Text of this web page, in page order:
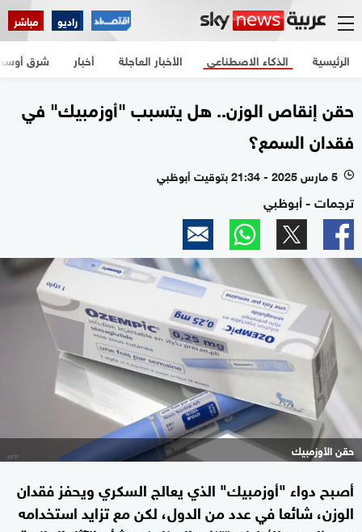
راديو مباشر
الرئيسية الأخبار العاجلة أخبار شرق الذكاء الاصطناعي
حقن إنقاص الوزن.. هل يتسبب "أوزمبيك" في
فقدان السمع؟
l 5 مارس 2025 - 21:34 بتوقيت أبوظبي
ترجمات - أبوظبي
حقن الأوزمبيك
أصبح دواء "أوزمبيك" الذي يعالج السكري ويحفز فقدان
الوزن، شائعا في عدد من الدول، لكن مع تزايد استخدامه